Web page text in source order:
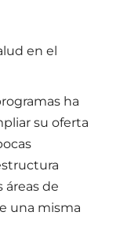
en el
ha
su oferta
de
una misma